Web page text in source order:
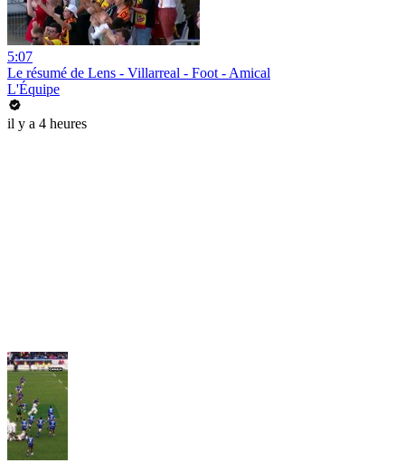
5:07
Le résumé de Lens - Villarreal - Foot - Amical
L'Équipe
il y a 4 heures